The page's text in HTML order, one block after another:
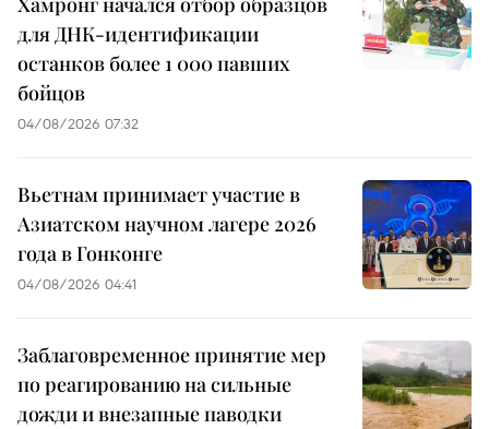
для ДНК-идентификации
останков более 1 000 павших
бойцов
04/08/2026 07:32
Вьетнам принимает участие в
Азиатском научном лагере 2026
года в Гонконге
04/08/2026 04:41
Заблаговременное принятие мер
по реагированию на сильные
дожди и внезапные паводки